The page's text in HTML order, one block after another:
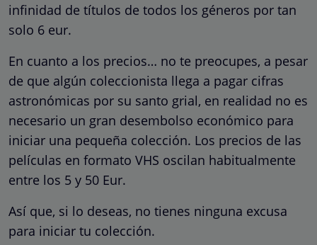
infinidad de títulos de todos los géneros por tan
solo 6 eur.
En cuanto a los precios… no te preocupes, a pesar
de que algún coleccionista llega a pagar cifras
astronómicas por su santo grial, en realidad no es
necesario un gran desembolso económico para
iniciar una pequeña colección. Los precios de las
películas en formato VHS oscilan habitualmente
entre los 5 y 50 Eur.
Así que, si lo deseas, no tienes ninguna excusa
para iniciar tu colección.